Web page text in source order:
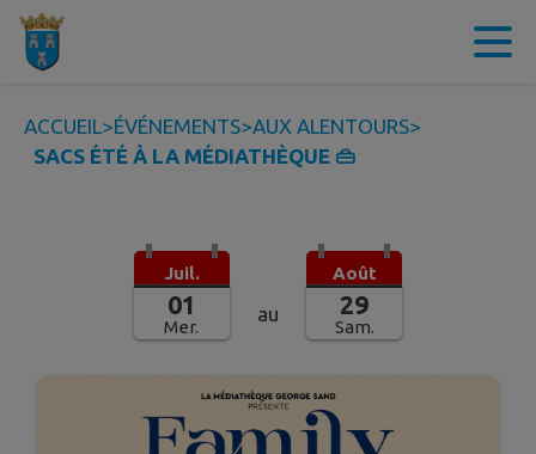
Contenu
ACCUEIL>ÉVÉNEMENTS>AUX ALENTOURS>
SACS ÉTÉ À LA MÉDIATHÈQUE 👜
Juil.
01
Mer.
au
Août
29
Sam.